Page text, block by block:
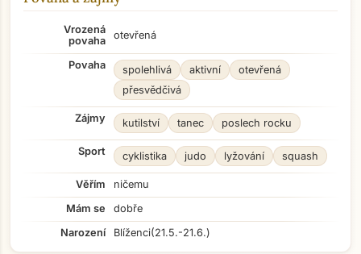
Vrozená
povaha
otevřená
Povaha spolehlivá aktivní
otevřená
přesvědčivá
Zájmy kutilství tanec poslech rocku
Sport cyklistika judo lyžování squash
Věřím
ničemu
Mám se
dobře
Narození
Blíženci(21.5.-21.6.)